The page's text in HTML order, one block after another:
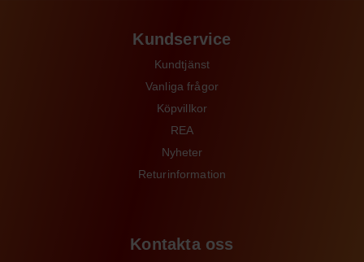
Kundservice
Kundtjänst
Vanliga frågor
Köpvillkor
REA
Nyheter
Returinformation
Kontakta oss